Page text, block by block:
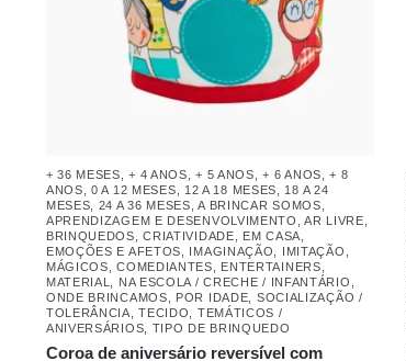
+ 36 MESES ,+ 4 ANOS ,+ 5 ANOS ,+ 6 ANOS ,+ 8
ANOS ,0 A 12 MESES 12 A 18 MESES
18 A 24
MESES
24 A 36 MESES ,A BRINCAR SOMOS
APRENDIZAGEM E DESENVOLVIMENTO
,AR LIVRE
BRINQUEDOS ,CRIATIVIDADE EM CASA
EMOÇÕES E AFETOS
IMAGINAÇÃO IMITAÇÃO
MÁGICOS, COMEDIANTES, ENTERTAINERS
MATERIAL
NA ESCOLA / CRECHE / INFANTÁRIO
ONDE BRINCAMOS
POR IDADE
SOCIALIZAÇÃO /
TOLERÂNCIA ,TECIDO
TEMÁTICOS /
ANIVERSÁRIOS
TIPO DE BRINQUEDO
Coroa de aniversário reversível com